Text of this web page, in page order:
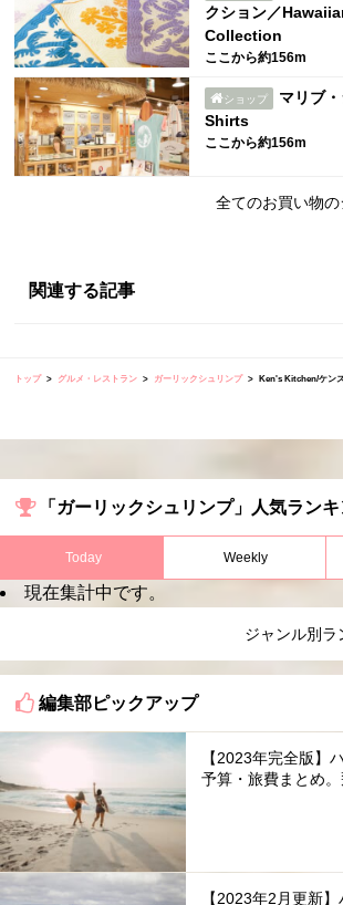
クション／
Collection
ここから約156m
ショップ
マリブ
Shirts
ここから約156m
全てのお買い物の
関連する記事
トップ グルメ・レストラン ガーリックシュリンプ Ken's Kitchen/ケン
「ガーリックシュリンプ」人気ラン
Today Weekly
現在集計中です。
ジャンル別ラ
編集部ピックアップ
【2023年完全版】
予算・旅費まとめ
【2023年2月更新